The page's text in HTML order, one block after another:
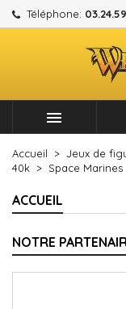
Téléphone:

Accueil Jeux de
40k
Space Marines
ACCUEIL
NOTRE
Mes listes
Créer une
Créer une
Nom de la liste
Connexion
Vous devez
votre liste d'envies.